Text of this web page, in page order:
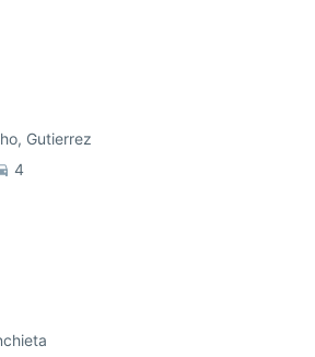
Gutierrez
4